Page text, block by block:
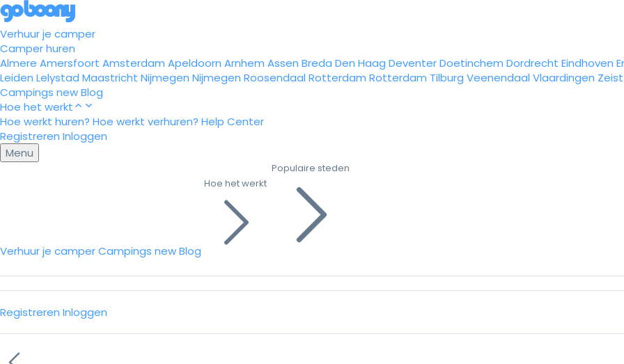
Verhuur je camper
Camper huren
Almere Amersfoort Amsterdam Apeldoorn Arnhem Assen Breda Den Haag DeventerDoetinchem Dordrecht Eindhoven
Leiden Lelystad Maastricht Nijmegen Nijmegen Roosendaal Rotterdam Rotterdam Tilburg Veenendaal Vlaardingen Zeist
Campings newBlog
Hoe het werkt
Hoe werkt huren? Hoe werkt verhuren? Help Center
Registreren Inloggen
Menu
Verhuur je camperCampings newBlog
Hoe het werkt
Populaire steden
Registreren Inloggen